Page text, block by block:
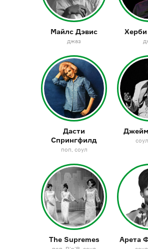
Майлс Дэвис
джаз
Дасти
Спрингфилд
поп соул
соул
The Supremes Арета